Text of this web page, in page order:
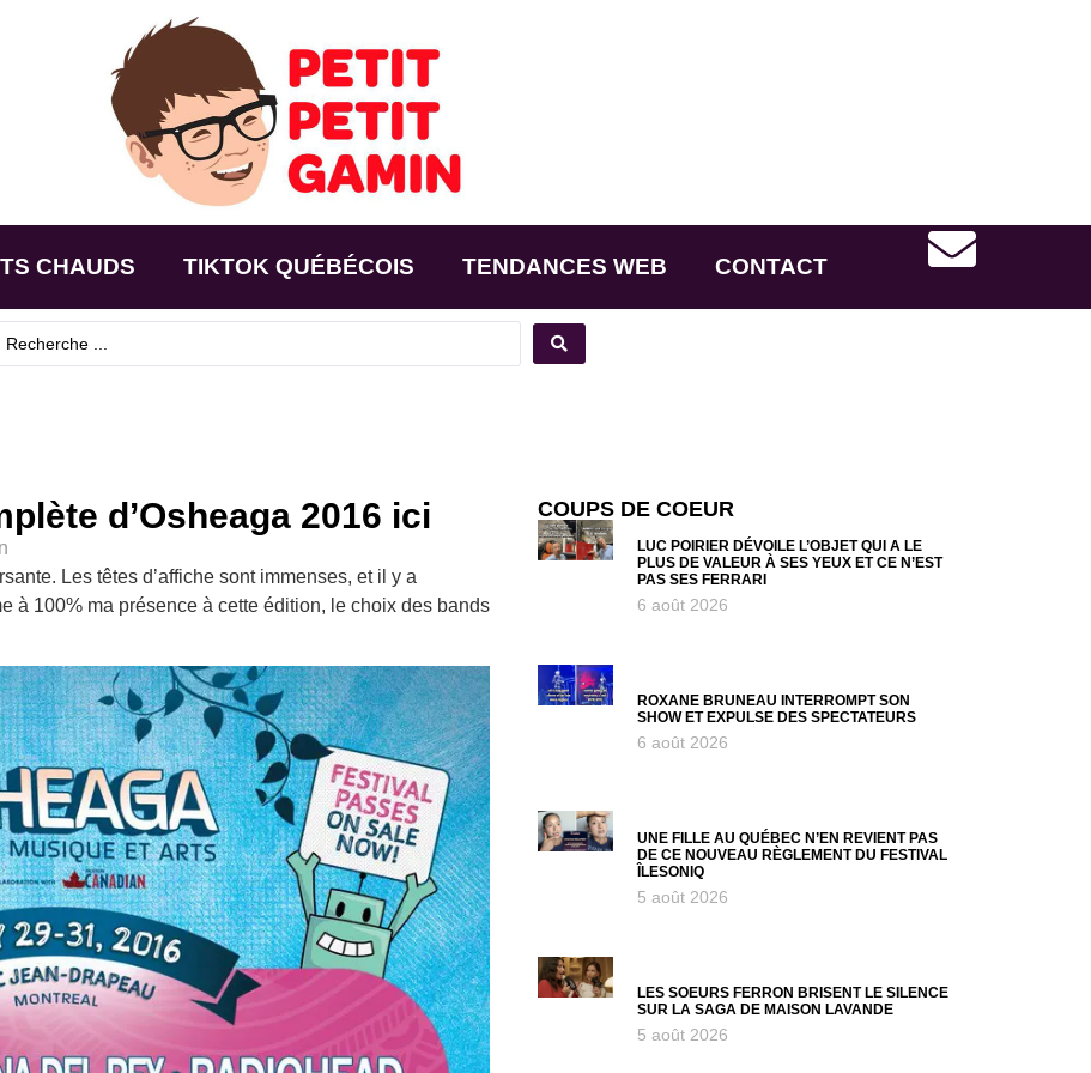
CHAUDS TIKTOK QUÉBÉCOIS TENDANCES WEB CONTACT
d’Osheaga 2016 ici
Les têtes d’affiche sont immenses, et il y a
à 100% ma présence à cette édition, le choix des bands
COUPS DE COEUR
LUC POIRIER DÉVOILE L’OBJET QUI A LE
PLUS DE VALEUR À SES YEUX ET CE N’EST
PAS SES FERRARI
6 août 2026
ROXANE BRUNEAU INTERROMPT SON
SHOW ET EXPULSE DES SPECTATEURS
6 août 2026
UNE FILLE AU QUÉBEC N’EN REVIENT PAS
DE CE NOUVEAU RÈGLEMENT DU FESTIVAL
ÎLESONIQ
5 août 2026
LES SOEURS FERRON BRISENT LE SILENCE
SUR LA SAGA DE MAISON LAVANDE
5 août 2026